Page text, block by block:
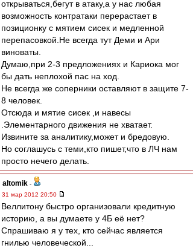
открываться,бегут в атаку,а у нас любая
возможность контратаки перерастает в
позиционку с мятием сисек и медленной
перепасовкой.Не всегда тут Деми и Ари
виноваты.
Думаю,при 2-3 предложениях и Кариока мог
бы дать неплохой пас на ход.
Не всегда же соперники оставляют в защите 7-
8 человек.
Отсюда и мятие сисек ,и навесы
.Элементарного движения не хватает.
Извините за аналитику,может и бредовую.
Но соглашусь с теми,кто пишет,что в ЛЧ нам
просто нечего делать.
altomik -
31 мар 2012 20:50
Веллитону быстро организовали кредитную
историю, а вы думаете у 4Б её нет?
Спрашиваю я у тех, кто сейчас является
гнилью человеческой...